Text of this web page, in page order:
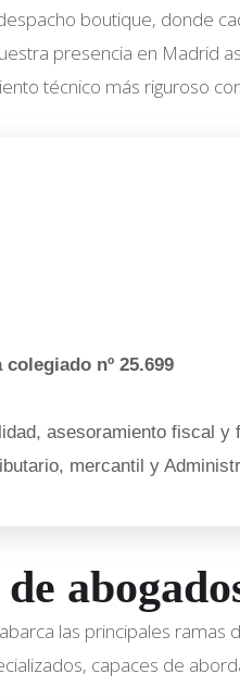
boutique, donde
presencia en Madrid
técnico más riguroso
nº 25.699
asesoramiento fiscal y
mercantil y
las principales
capaces de